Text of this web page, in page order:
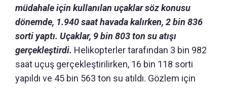
müdahale için kullanılan uçaklar söz konusu
dönemde, 1.940 saat havada kalırken, 2 bin 836
sorti yaptı. Uçaklar, 9 bin 803 ton su atışı
gerçekleştirdi. Helikopterler tarafından 3 bin 982
saat uçuş gerçekleştirilirken, 16 bin 118 sorti
yapıldı ve 45 bin 563 ton su atıldı. Gözlem için